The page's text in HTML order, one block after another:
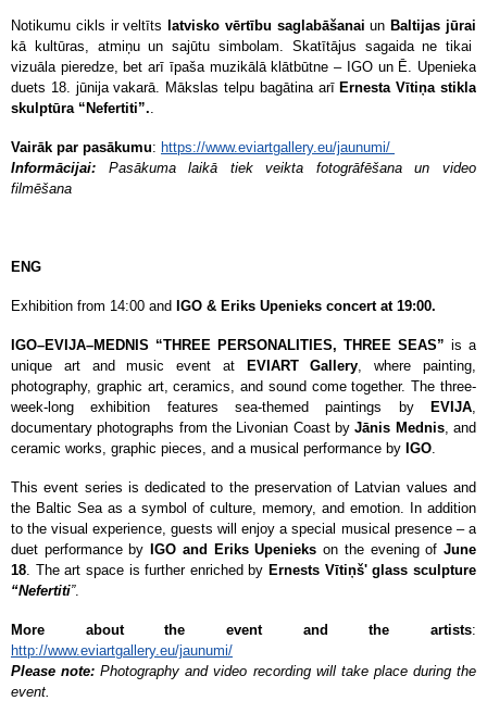
Notikumu cikls ir veltīts latvisko vērtību saglabāšanai un Baltijas jūrai
kā kultūras, atmiņu un sajūtu simbolam. Skatītājus sagaida ne tikai
vizuāla pieredze, bet arī īpaša muzikālā klātbūtne – IGO un Ē. Upenieka
duets 18. jūnija vakarā. Mākslas telpu bagātina arī Ernesta Vītiņa stikla
skulptūra “Nefertiti”..
Vairāk par pasākumu: https://www.eviartgallery.eu/jaunumi/
Informācijai:
Pasākuma laikā tiek veikta fotogrāfēšana un video
filmēšana
ENG
Exhibition from 14:00 and IGO & Eriks Upenieks concert at 19:00.
IGO–EVIJA–MEDNIS “THREE PERSONALITIES, THREE SEAS” is a
unique art and music event at
EVIART Gallery, where painting,
photography, graphic art, ceramics, and sound come together. The three-
week-long exhibition features sea-themed paintings by
EVIJA,
documentary photographs from the Livonian Coast byJānis Mednis, and
ceramic works, graphic pieces, and a musical performance by IGO.
This event series is dedicated to the preservation of Latvian values and
the Baltic Sea as a symbol of culture, memory, and emotion. In addition
to the visual experience, guests will enjoy a special musical presence – a
duet performance by
IGO and Eriks Upenieks on the evening ofJune
18. The art space is further enriched by Ernests Vītiņš' glass sculpture
“Nefertiti”.
More about the event and the artists:
http://www.eviartgallery.eu/jaunumi/
Please note: Photography and video recording will take place during the
event.